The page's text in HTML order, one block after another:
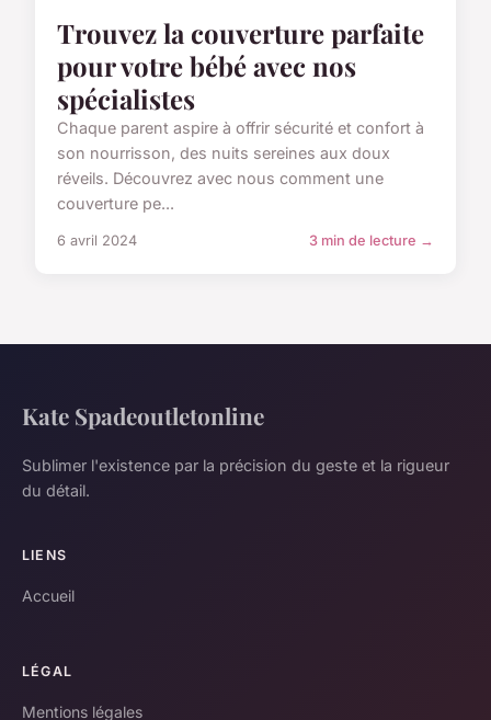
Trouvez la couverture parfaite
pour votre bébé avec nos
spécialistes
Chaque parent aspire à offrir sécurité et confort à
son nourrisson, des nuits sereines aux doux
réveils. Découvrez avec nous comment une
couverture pe...
6 avril 2024 3 min de lecture →
Kate Spadeoutletonline
Sublimer l'existence par la précision du geste et la rigueur
du détail.
LIENS
Accueil
LÉGAL
Mentions légales